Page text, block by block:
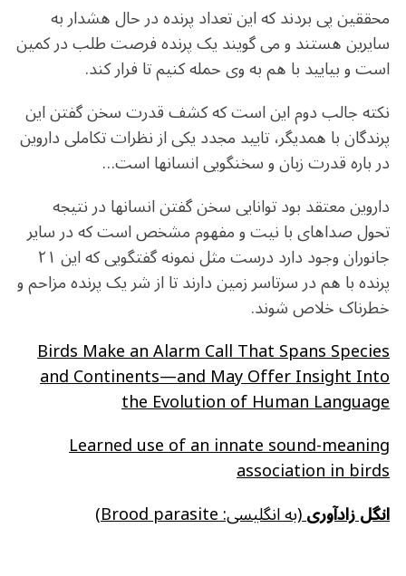
محققین پی بردند که این تعداد پرنده در حال هشدار به
سایرین هستند و می گویند یک پرنده فرصت طلب در کمین
است و بیایید با هم به وی حمله کنیم تا فرار کند.
نکته جالب دوم این است که کشف قدرت سخن گفتن این
پرندگان با همدیگر، تایید مجدد یکی از نظرات تکاملی داروین
در باره قدرت زبان و سخنگویی انسانها است…
داروین معتقد بود توانایی سخن گفتن انسانها در نتیجه
تحول صداهای با نیت و مفهوم مشخص است که در سایر
جانوران وجود دارد درست مثل نمونه گفتگویی که این ۲۱
پرنده با هم در سرتاسر زمین دارند تا از شر یک پرنده مزاحم و
خطرناک خلاص شوند.
Birds Make an Alarm Call That Spans Species
and Continents—and May Offer Insight Into
the Evolution of Human Language
Learned use of an innate sound-meaning
association in birds
انگل زادآوری(به انگلیسی: Brood parasite)